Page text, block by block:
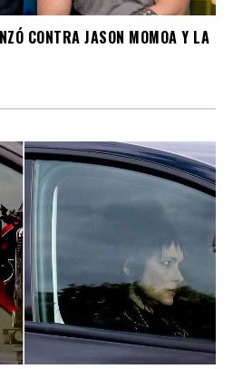
CONTRA JASON MOMOA Y LA